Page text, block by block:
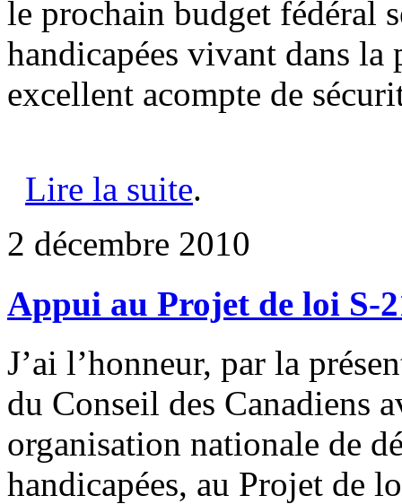
le prochain budget fédéral
handicapées vivant dans la
excellent acompte de
Lire la suite.
2 décembre 2010
Appui au Projet de loi S-
J’ai l’honneur, par la
du Conseil des Canadiens
organisation nationale de
handicapées, au Projet de